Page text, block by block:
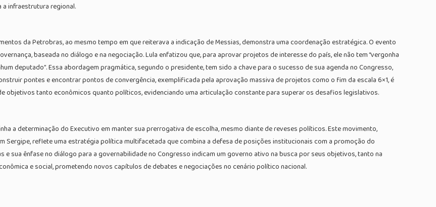
infraestrutura regional.
da Petrobras, ao mesmo tempo em que reiterava a indicação de Messias, demonstra uma coordenação estratégica. O evento
baseada no diálogo e na negociação. Lula enfatizou que, para aprovar projetos de interesse do país, ele não tem “vergonha
deputado”. Essa abordagem pragmática, segundo o presidente, tem sido a chave para o sucesso de sua agenda no Congresso,
pontes e encontrar pontos de convergência, exemplificada pela aprovação massiva de projetos como o fim da escala 6×1, é
objetivos tanto econômicos quanto políticos, evidenciando uma articulação constante para superar os desafios legislativos.
a determinação do Executivo em manter sua prerrogativa de escolha, mesmo diante de reveses políticos. Este movimento,
Sergipe, reflete uma estratégia política multifacetada que combina a defesa de posições institucionais com a promoção do
e sua ênfase no diálogo para a governabilidade no Congresso indicam um governo ativo na busca por seus objetivos, tanto na
e social, prometendo novos capítulos de debates e negociações no cenário político nacional.